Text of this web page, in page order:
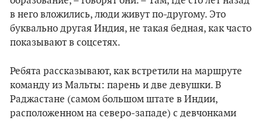
в него вложились, люди живут по-другому. Это
буквально другая Индия, не такая бедная, как часто
показывают в соцсетях.
Ребята рассказывают, как встретили на маршруте
команду из Мальты: парень и две девушки. В
Раджастане (самом большом штате в Индии,
расположенном на северо-западе) с девчонками